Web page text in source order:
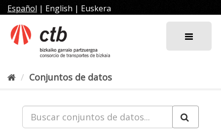
al
contenido
Español | English | Euskera
Conjuntos de datos